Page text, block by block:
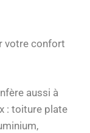
votre confort
aussi à
: toiture plate